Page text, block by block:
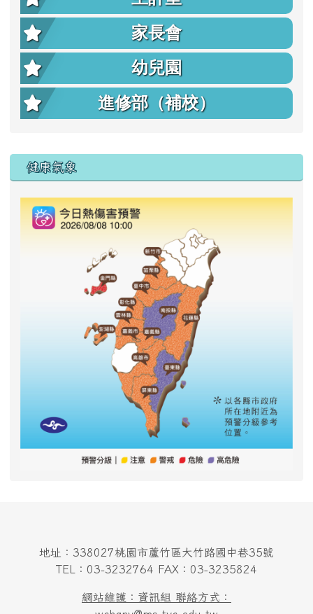
家長會
幼兒園
進修部（補校）
右邊區域內容
健康氣象
地址：338027桃園市蘆竹區大竹路國中巷35號
TEL：03-3232764 FAX：03-3235824
網站維護：資訊組 聯絡方式：